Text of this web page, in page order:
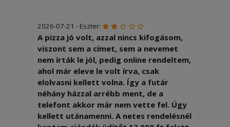
2026-07-21 - Eszter:
A pizza jó volt, azzal nincs kifogásom,
viszont sem a címet, sem a nevemet
nem írták le jól, pedig online rendeltem,
ahol már eleve le volt írva, csak
elolvasni kellett volna. Így a futár
néhány házzal arrébb ment, de a
telefont akkor már nem vette fel. Úgy
kellett utánamenni. A netes rendelésnél